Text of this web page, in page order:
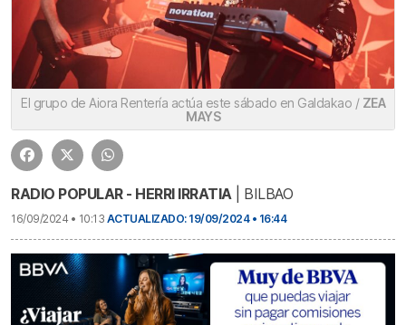
El grupo de Aiora Rentería actúa este sábado en Galdakao / ZEA
MAYS
RADIO POPULAR - HERRI IRRATIA| BILBAO
16/09/2024 • 10:13 ACTUALIZADO: 19/09/2024 • 16:44